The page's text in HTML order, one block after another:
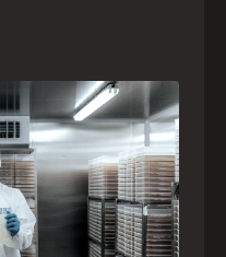
é uma das 13
para
feira de
2026, em Luanda,